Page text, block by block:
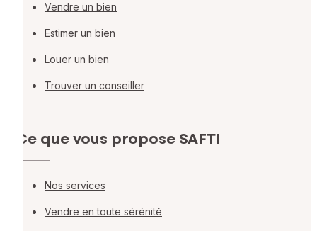
Vendre un bien
Estimer un bien
Louer un bien
Trouver un conseiller
Ce que vous propose SAFTI
Nos services
Vendre en toute sérénité